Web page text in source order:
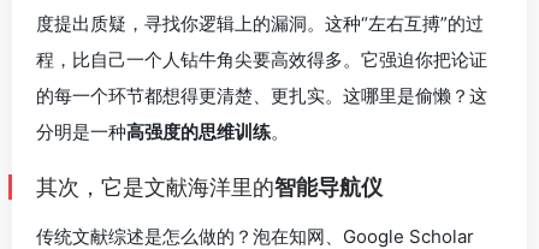
度提出质疑，寻找你逻辑上的漏洞。这种“左右互搏”的过
程，比自己一个人钻牛角尖要高效得多。它强迫你把论证
的每一个环节都想得更清楚、更扎实。这哪里是偷懒？这
分明是一种高强度的思维训练。
其次，它是文献海洋里的智能导航仪
传统文献综述是怎么做的？泡在知网、Google Scholar